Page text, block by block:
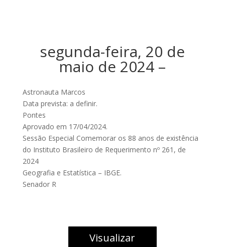
segunda-feira, 20 de
maio de 2024 –
Astronauta Marcos
Data prevista: a definir.
Pontes
Aprovado em 17/04/2024.
Sessão Especial Comemorar os 88 anos de existência
do Instituto Brasileiro de Requerimento nº 261, de
2024
Geografia e Estatística – IBGE.
Senador R
Visualizar